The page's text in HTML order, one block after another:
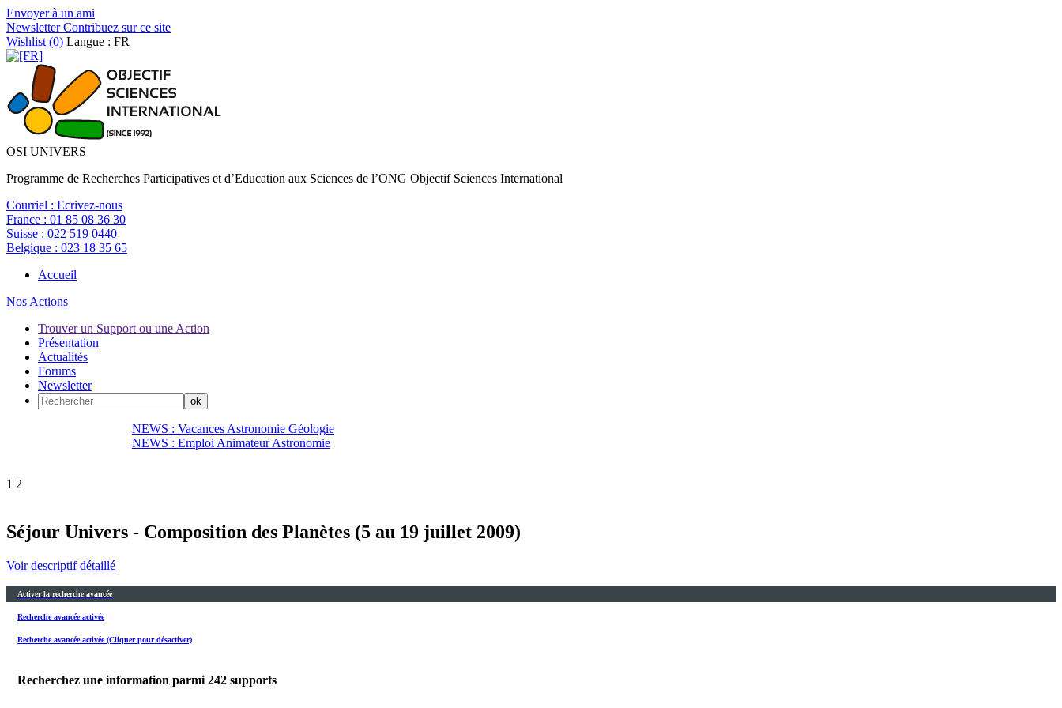
Envoyer à un ami
NewsletterContribuez sur ce site
Wishlist (0) Langue : FR
OSI UNIVERS
Programme de Recherches Participatives et d’Education aux Sciences de l’ONG Objectif Sciences International
Courriel : Ecrivez-nous
France : 01 85 08 36 30
Suisse : 022 519 0440
Belgique : 023 18 35 65
Accueil
Nos Actions
Trouver un Support ou une Action
Présentation
Actualités
Forums
Newsletter
NEWS : Vacances Astronomie Géologie
NEWS : Emploi Animateur Astronomie
1 2
Séjour Univers - Composition des Planètes (5 au 19 juillet 2009)
Voir descriptif détaillé
Activer la recherche avancée
Recherche avancée activée
Recherche avancée activée (Cliquer pour désactiver)
Recherchez une information parmi 242 supports